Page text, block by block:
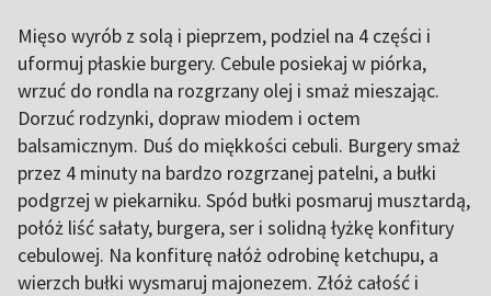
Mięso wyrób z solą i pieprzem, podziel na 4 części i
uformuj płaskie burgery. Cebule posiekaj w piórka,
wrzuć do rondla na rozgrzany olej i smaż mieszając.
Dorzuć rodzynki, dopraw miodem i octem
balsamicznym. Duś do miękkości cebuli. Burgery smaż
przez 4 minuty na bardzo rozgrzanej patelni, a bułki
podgrzej w piekarniku. Spód bułki posmaruj musztardą,
połóż liść sałaty, burgera, ser i solidną łyżkę konfitury
cebulowej. Na konfiturę nałóż odrobinę ketchupu, a
wierzch bułki wysmaruj majonezem. Złóż całość i